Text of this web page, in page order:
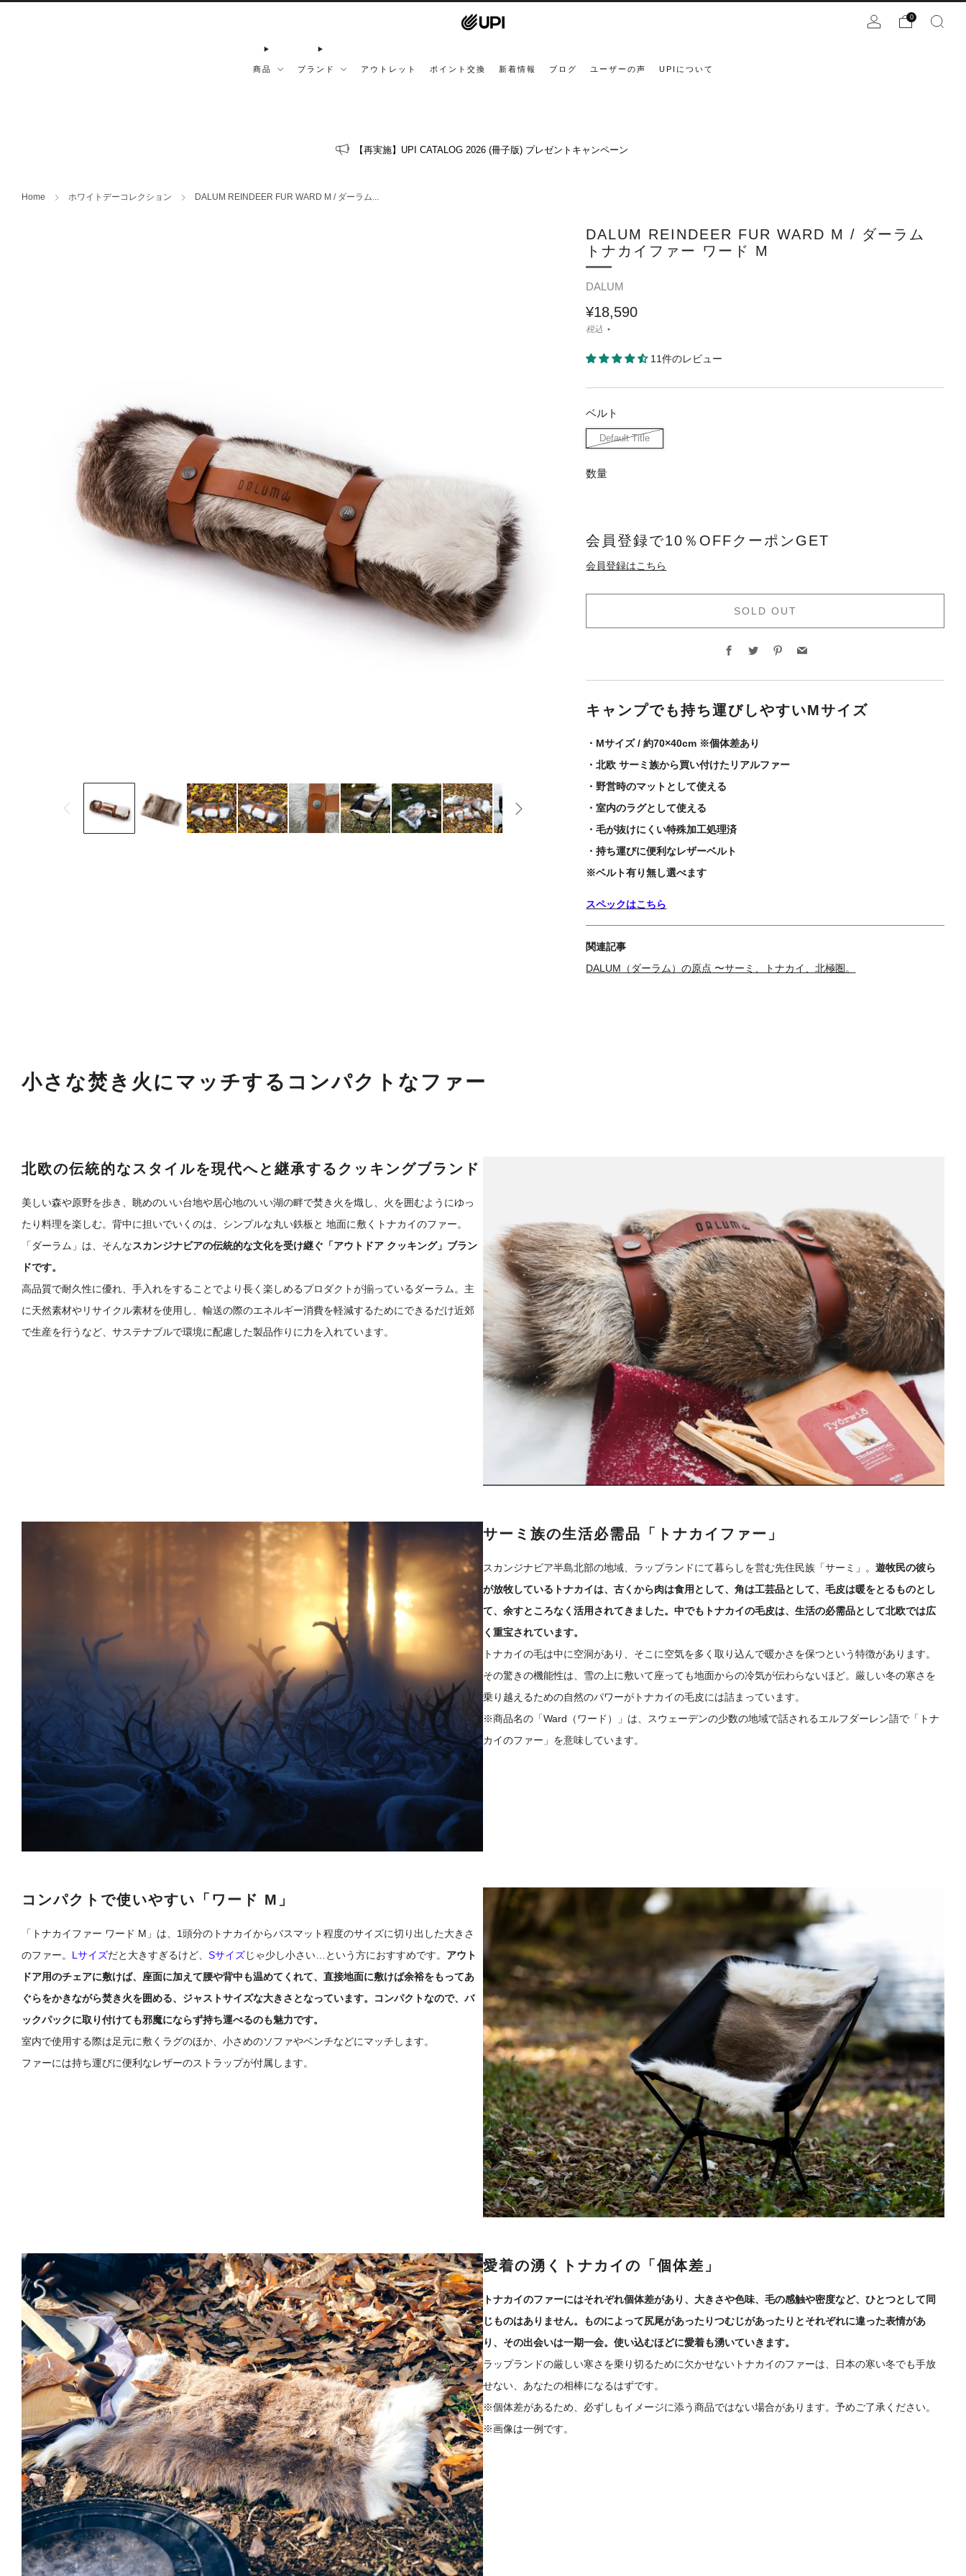
商品 ブランド アウトレット ポイント交換 新着情報 ブログ ユーザーの声 UPIについて
0
【再実施】UPI CATALOG 2026 (冊子版) プレゼントキャンペーン
Home ホワイトデーコレクション DALUM REINDEER FUR WARD M / ダーラム...
DALUM REINDEER FUR WARD M / ダーラム
トナカイファー ワード M
DALUM
¥18,590
税込
11件のレビュー
ベルト
Default Title
数量
会員登録で10％OFFクーポンGET
会員登録はこちら
SOLD OUT
Facebook
TwitterPinterestEmail
キャンプでも持ち運びしやすいMサイズ
・Mサイズ / 約70×40cm ※個体差あり
・北欧 サーミ族から買い付けたリアルファー
・野営時のマットとして使える
・室内のラグとして使える
・毛が抜けにくい特殊加工処理済
・持ち運びに便利なレザーベルト
※ベルト有り無し選べます
スペックはこちら
関連記事
DALUM（ダーラム）の原点 〜サーミ、トナカイ、北極圏。
小さな焚き火にマッチするコンパクトなファー
北欧の伝統的なスタイルを現代へと継承するクッキングブランド
美しい森や原野を歩き、眺めのいい台地や居心地のいい湖の畔で焚き火を熾し、火を囲むようにゆっ
たり料理を楽しむ。背中に担いでいくのは、シンプルな丸い鉄板と 地面に敷くトナカイのファー。
「ダーラム」は、そんなスカンジナビアの伝統的な文化を受け継ぐ「アウトドア クッキング」ブラン
ドです。
高品質で耐久性に優れ、手入れをすることでより長く楽しめるプロダクトが揃っているダーラム。主
に天然素材やリサイクル素材を使用し、輸送の際のエネルギー消費を軽減するためにできるだけ近郊
で生産を行うなど、サステナブルで環境に配慮した製品作りに力を入れています。
サーミ族の生活必需品「トナカイファー」
スカンジナビア半島北部の地域、ラップランドにて暮らしを営む先住民族「サーミ」。 遊牧民の彼ら
が放牧しているトナカイは、古くから肉は食用として、角は工芸品として、毛皮は暖をとるものとし
て、余すところなく活用されてきました。中でもトナカイの毛皮は、生活の必需品として北欧では広
く重宝されています。
トナカイの毛は中に空洞があり、そこに空気を多く取り込んで暖かさを保つという特徴があります。
その驚きの機能性は、雪の上に敷いて座っても地面からの冷気が伝わらないほど。厳しい冬の寒さを
乗り越えるための自然のパワーがトナカイの毛皮には詰まっています。
※商品名の「Ward（ワード）」は、スウェーデンの少数の地域で話されるエルフダーレン語で「トナ
カイのファー」を意味しています。
コンパクトで使いやすい「ワード M」
「トナカイファー ワード M」は、1頭分のトナカイからバスマット程度のサイズに切り出した大きさ
のファー。 Lサイズだと大きすぎるけど、 Sサイズじゃ少し小さい…という方におすすめです。 アウト
ドア用のチェアに敷けば、座面に加えて腰や背中も温めてくれて、直接地面に敷けば余裕をもってあ
ぐらをかきながら焚き火を囲める、ジャストサイズな大きさとなっています。コンパクトなので、バ
ックパックに取り付けても邪魔にならず持ち運べるのも魅力です。
室内で使用する際は足元に敷くラグのほか、小さめのソファやベンチなどにマッチします。
ファーには持ち運びに便利なレザーのストラップが付属します。
愛着の湧くトナカイの「個体差」
トナカイのファーにはそれぞれ個体差があり、大きさや色味、毛の感触や密度など、ひとつとして同
じものはありません。ものによって尻尾があったりつむじがあったりとそれぞれに違った表情があ
り、その出会いは一期一会。使い込むほどに愛着も湧いていきます。
ラップランドの厳しい寒さを乗り切るために欠かせないトナカイのファーは、日本の寒い冬でも手放
せない、あなたの相棒になるはずです。
※個体差があるため、必ずしもイメージに添う商品ではない場合があります。予めご了承ください。
※画像は一例です。